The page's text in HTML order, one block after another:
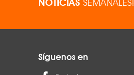
Síguenos en